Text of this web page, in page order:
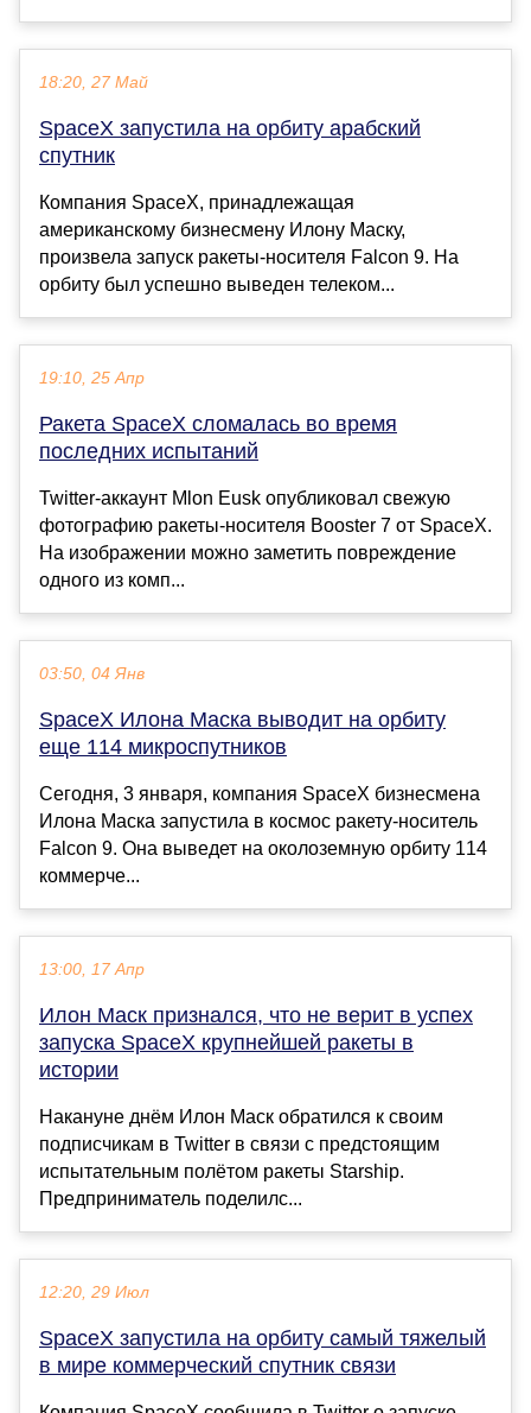
18:20, 27 Май
SpaceX запустила на орбиту арабский
спутник
Компания SpaceX, принадлежащая
американскому бизнесмену Илону Маску,
произвела запуск ракеты-носителя Falcon 9. На
орбиту был успешно выведен телеком...
19:10, 25 Апр
Ракета SpaceX сломалась во время
последних испытаний
Twitter-аккаунт Mlon Eusk опубликовал свежую
фотографию ракеты-носителя Booster 7 от SpaceX.
На изображении можно заметить повреждение
одного из комп...
03:50, 04 Янв
SpaceX Илона Маска выводит на орбиту
еще 114 микроспутников
Сегодня, 3 января, компания SpaceX бизнесмена
Илона Маска запустила в космос ракету-носитель
Falcon 9. Она выведет на околоземную орбиту 114
коммерче...
13:00, 17 Апр
Илон Маск признался, что не верит в успех
запуска SpaceX крупнейшей ракеты в
истории
Накануне днём Илон Маск обратился к своим
подписчикам в Twitter в связи с предстоящим
испытательным полётом ракеты Starship.
Предприниматель поделилс...
12:20, 29 Июл
SpaceX запустила на орбиту самый тяжелый
в мире коммерческий спутник связи